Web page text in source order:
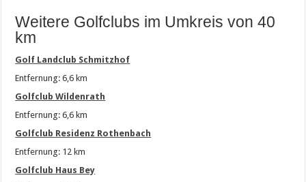
Weitere Golfclubs im Umkreis von 40
km
Golf Landclub Schmitzhof
Entfernung: 6,6 km
Golfclub Wildenrath
Entfernung: 6,6 km
Golfclub Residenz Rothenbach
Entfernung: 12 km
Golfclub Haus Bey